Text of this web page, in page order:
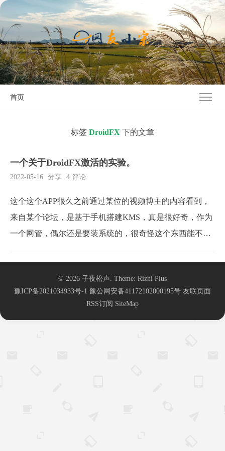
首页
标签 DroidFX 下的文章
一个关于DroidFX激活的实验。
2022-05-16 分享 4 评论
这个这个APP很久之前通过某位的视频博主的内容看到，
来自某个论坛，是基于手机搭建KMS，真是很好奇，作为
一个网管，偶尔还是要装系统的，很奇怪这个东西能不能
系统，然后通过正规的路径去激活系统，毕竟纯净版的系
© 2026 子夜松声. Theme: Rizhi Plus
豫ICP备2021034933号-1 豫公网安备41172102000195号 友联页面
RSS订阅 SiteMap